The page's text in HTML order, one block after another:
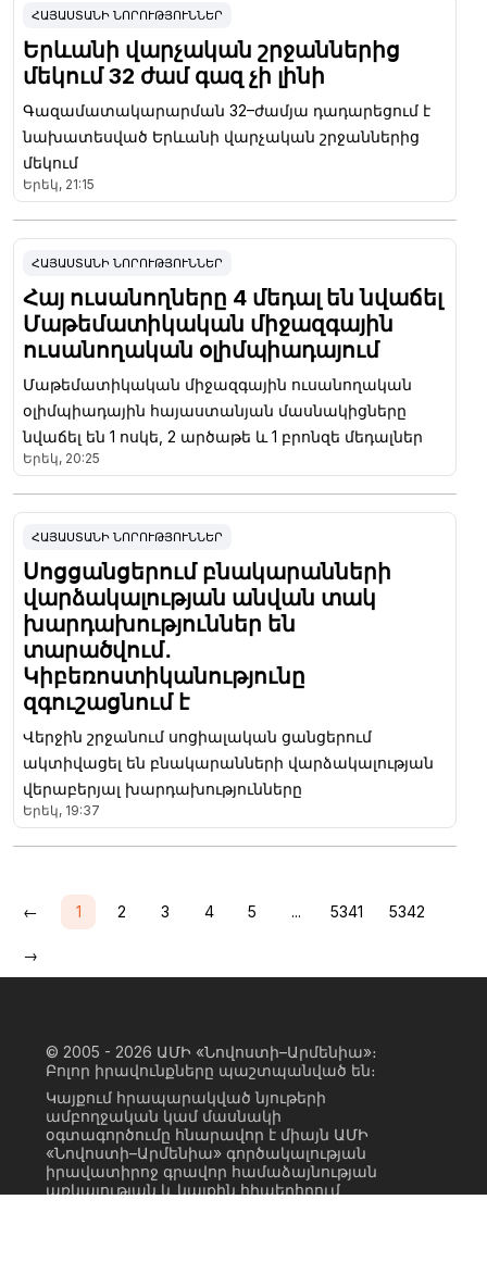
ՀԱՅԱՍՏԱՆԻ ՆՈՐՈՒԹՅՈՒՆՆԵՐ
Երևանի վարչական շրջաններից
մեկում 32 ժամ գազ չի լինի
Գազամատակարարման 32–ժամյա դադարեցում է
նախատեսված Երևանի վարչական շրջաններից
մեկում
Երեկ, 21:15
ՀԱՅԱՍՏԱՆԻ ՆՈՐՈՒԹՅՈՒՆՆԵՐ
Հայ ուսանողները 4 մեդալ են նվաճել
Մաթեմատիկական միջազգային
ուսանողական օլիմպիադայում
Մաթեմատիկական միջազգային ուսանողական
օլիմպիադային հայաստանյան մասնակիցները
նվաճել են 1 ոսկե, 2 արծաթե և 1 բրոնզե մեդալներ
Երեկ, 20:25
ՀԱՅԱՍՏԱՆԻ ՆՈՐՈՒԹՅՈՒՆՆԵՐ
Սոցցանցերում բնակարանների
վարձակալության անվան տակ
խարդախություններ են
տարածվում․
Կիբեռոստիկանությունը
զգուշացնում է
Վերջին շրջանում սոցիալական ցանցերում
ակտիվացել են բնակարանների վարձակալության
վերաբերյալ խարդախությունները
Երեկ, 19:37
← 1 2 3 4 5 ... 5341 5342
→
© 2005 - 2026 ԱՄԻ «Նովոստի–Արմենիա»։
Բոլոր իրավունքները պաշտպանված են։
Կայքում հրապարակված նյութերի
ամբողջական կամ մասնակի
օգտագործումը հնարավոր է միայն ԱՄԻ
«Նովոստի–Արմենիա» գործակալության
իրավատիրոջ գրավոր համաձայնության
առկայության և կայքին հիպերհղում